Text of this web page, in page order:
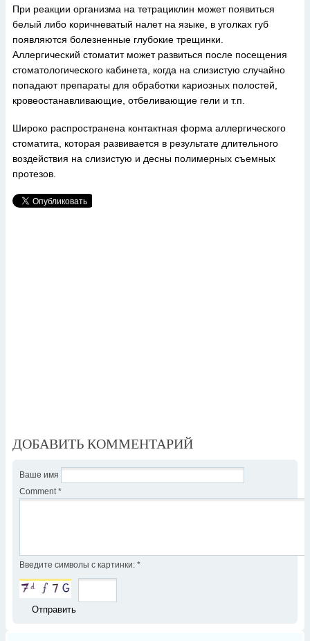
При реакции организма на тетрациклин может появиться
белый либо коричневатый налет на языке, в уголках губ
появляются болезненные глубокие трещинки.
Аллергический стоматит может развиться после посещения
стоматологического кабинета, когда на слизистую случайно
попадают препараты для обработки кариозных полостей,
кровеостанавливающие, отбеливающие гели и т.п.
Широко распространена контактная форма аллергического
стоматита, которая развивается в результате длительного
воздействия на слизистую и десны полимерных съемных
протезов.
ДОБАВИТЬ КОММЕНТАРИЙ
Ваше имя
Comment *
Введите символы с картинки: *